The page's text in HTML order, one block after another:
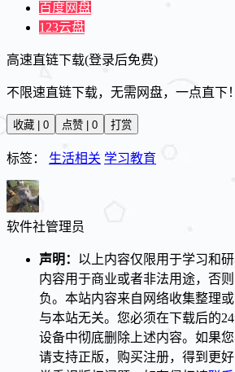
百度网盘
123云盘
高速直链下载(登录后免费)
不限速直链下载，无需网盘，一点直下！
收藏 | 0 点赞 | 0 打赏
标签： 生活相关 学习教育
软件社管理员
声明： 以上内容仅限用于学习和
内容用于商业或者非法用途，否
负。本站内容来自网络收集整理
与本站无关。您必须在下载后的
设备中彻底删除上述内容。如果您
请支持正版，购买注册，得到更